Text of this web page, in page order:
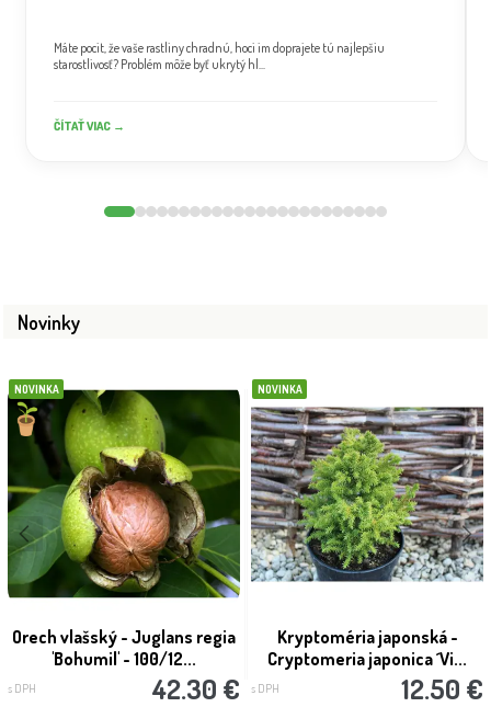
Máte pocit, že vaše rastliny chradnú, hoci im doprajete tú najlepšiu
starostlivosť? Problém môže byť ukrytý hl...
ČÍTAŤ VIAC →
Novinky
NOVINKA
Orech vlašský - Juglans regia
'Bohumil' - 100/12...
s DPH 42.30 €
NOVINKA
Kryptoméria japonská -
Cryptomeria japonica ´Vi...
s DPH 12.50 €